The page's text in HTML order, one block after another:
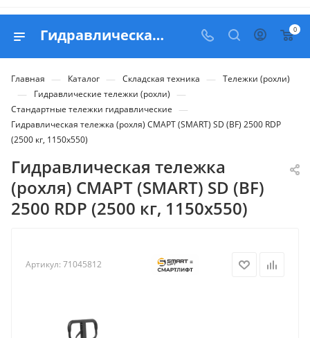
Гидравлическая тележка (роxля) СМАРТ (SMART) SD (BF) 2500 RDP (2500 кг, 1150x550) - купить в Belapex 0
Главная — Каталог — Складская техника — Тележки (рохли)
— Гидравлические тележки (рохли) —
Стандартные тележки гидравлические —
Гидравлическая тележка (роxля) СМАРТ (SMART) SD (BF) 2500 RDP
(2500 кг, 1150x550)
Гидравлическая тележка
(роxля) СМАРТ (SMART) SD (BF)
2500 RDP (2500 кг, 1150x550)
Артикул: 71045812